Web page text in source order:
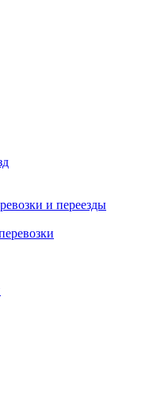
и переезды